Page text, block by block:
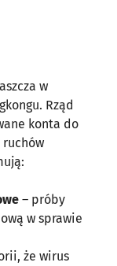
w
Rząd
konta do
ruchów
– próby
w sprawie
że wirus